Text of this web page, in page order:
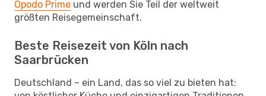
Opodo Prime und werden Sie Teil der weltweit
größten Reisegemeinschaft.
Beste Reisezeit von Köln nach
Saarbrücken
Deutschland – ein Land, das so viel zu bieten hat: